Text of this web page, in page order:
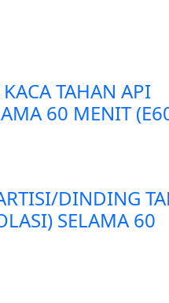
TAHAN API
60 MENIT
DINDING
SELAMA 60